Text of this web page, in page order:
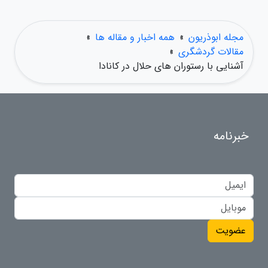
مجله ابوذریون » همه اخبار و مقاله ها »
مقالات گردشگری »
آشنایی با رستوران های حلال در کانادا
خبرنامه
عضویت